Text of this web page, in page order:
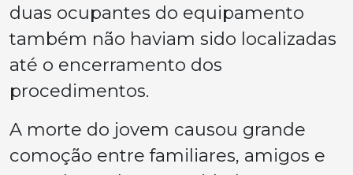
duas ocupantes do equipamento
também não haviam sido localizadas
até o encerramento dos
procedimentos.
A morte do jovem causou grande
comoção entre familiares, amigos e